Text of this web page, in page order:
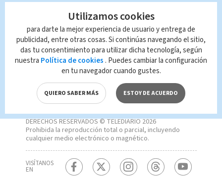
DERECHOS RESERVADOS © TELEDIARIO 2026
Prohibida la reproducción total o parcial, incluyendo
cualquier medio electrónico o magnético.
VISÍTANOS
EN
Utilizamos cookies
para darte la mejor experiencia de usuario y entrega de
publicidad, entre otras cosas. Si continúas navegando el sitio,
das tu consentimiento para utilizar dicha tecnología, según
nuestra Política de cookies . Puedes cambiar la configuración
en tu navegador cuando gustes.
QUIERO SABER MÁS ESTOY DE ACUERDO